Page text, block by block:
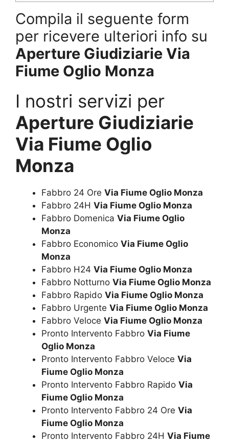
Compila il seguente form
per ricevere ulteriori info su
Aperture Giudiziarie Via
Fiume Oglio Monza
I nostri servizi per
Aperture Giudiziarie
Via Fiume Oglio
Monza
Fabbro 24 Ore Via Fiume Oglio Monza
Fabbro 24H Via Fiume Oglio Monza
Fabbro Domenica Via Fiume Oglio
Monza
Fabbro Economico Via Fiume Oglio
Monza
Fabbro H24 Via Fiume Oglio Monza
Fabbro Notturno Via Fiume Oglio Monza
Fabbro Rapido Via Fiume Oglio Monza
Fabbro Urgente Via Fiume Oglio Monza
Fabbro Veloce Via Fiume Oglio Monza
Pronto Intervento Fabbro Via Fiume
Oglio Monza
Pronto Intervento Fabbro Veloce Via
Fiume Oglio Monza
Pronto Intervento Fabbro Rapido Via
Fiume Oglio Monza
Pronto Intervento Fabbro 24 Ore Via
Fiume Oglio Monza
Pronto Intervento Fabbro 24H Via Fiume